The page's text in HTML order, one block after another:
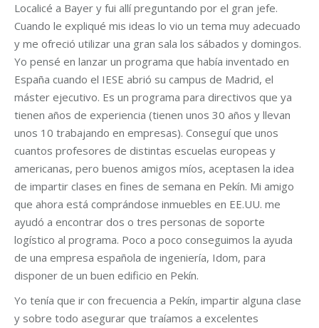
Localicé a Bayer y fui allí preguntando por el gran jefe.
Cuando le expliqué mis ideas lo vio un tema muy adecuado
y me ofreció utilizar una gran sala los sábados y domingos.
Yo pensé en lanzar un programa que había inventado en
España cuando el IESE abrió su campus de Madrid, el
máster ejecutivo. Es un programa para directivos que ya
tienen años de experiencia (tienen unos 30 años y llevan
unos 10 trabajando en empresas). Conseguí que unos
cuantos profesores de distintas escuelas europeas y
americanas, pero buenos amigos míos, aceptasen la idea
de impartir clases en fines de semana en Pekín. Mi amigo
que ahora está comprándose inmuebles en EE.UU. me
ayudó a encontrar dos o tres personas de soporte
logístico al programa. Poco a poco conseguimos la ayuda
de una empresa española de ingeniería, Idom, para
disponer de un buen edificio en Pekín.
Yo tenía que ir con frecuencia a Pe­kín, impartir alguna clase
y sobre todo asegurar que traíamos a excelentes